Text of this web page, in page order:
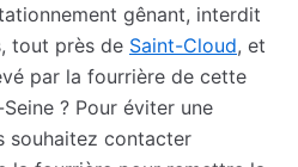
gênant, interdit
tout près de Saint-Cloud, et
par la fourrière de cette
? Pour éviter une
souhaitez contacter